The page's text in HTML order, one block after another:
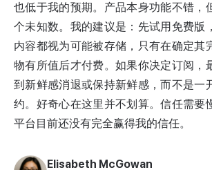
也低于我的预期。产品本身功能不错，
个未知数。我的建议是：先试用免费版
内容都视为可能被存储，只有在确定其
物有所值后才付费。如果你决定订阅，
到新鲜感消退或保持新鲜感，而不是一
约。好奇心在这里并不划算。信任需要
平台目前还没有完全赢得我的信任。
Elisabeth McGowan